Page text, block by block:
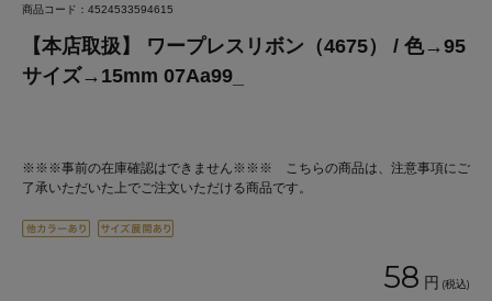
商品コード：4524533594615
【本店取扱】 ワープレスリボン（4675） / 色→95
サイズ→15mm 07Aa99_
※※※事前の在庫確認はできません※※※ こちらの商品は、注意事項にご
了承いただいた上でご注文いただける商品です。
58 円 (税込)